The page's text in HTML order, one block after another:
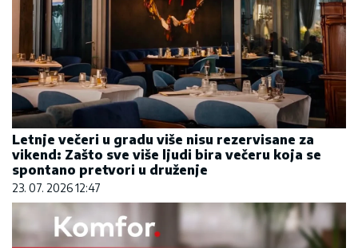
Letnje večeri u gradu više nisu rezervisane za
vikend: Zašto sve više ljudi bira večeru koja se
spontano pretvori u druženje
23. 07. 2026 12:47